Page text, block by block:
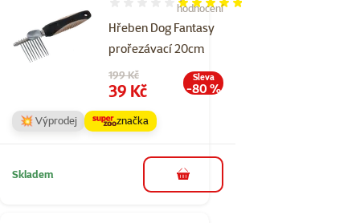
Hřeben Dog Fantasy
prořezávací 20cm
Hodnocení 95%, počet hodnocení: 4
hodnocení
Původní cena
199 Kč
Cena
39 Kč
Sleva
-80 %
💥 Výprodej značka
Skladem do košíku